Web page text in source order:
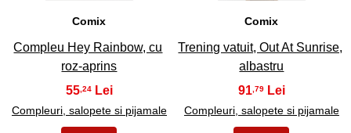
Comix
Compleu Hey Rainbow, cu
roz-aprins
55,24
Compleuri, salopete si pijamale
Comix
Trening vatuit, Out At Sunrise,
albastru
91 ,79
Compleuri, salopete si pijamale